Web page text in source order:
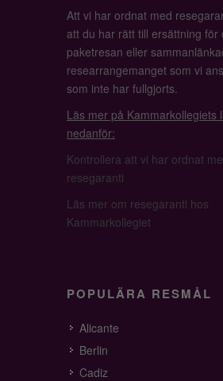
Att vi har ordnat med
att du har rätt till ersättning för
paketresan eller
researrangemanget som vi
som inte har fullgjorts.
Läs mer på Kammarkollegiets
nedanför:
Kontrollera att vi har ordnat
resegaranti
Läs mer om resegaranti hos
Kammarkollegiet
POPULÄRA RESMÅL
Alicante
Berlin
Cadiz